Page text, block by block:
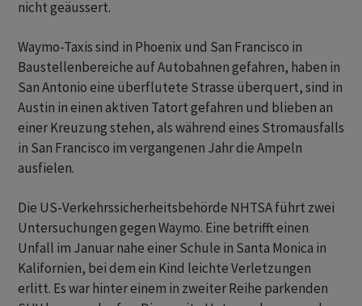
nicht geäussert.
Waymo-Taxis sind in Phoenix und San Francisco in
Baustellenbereiche auf Autobahnen gefahren, haben in
San Antonio eine überflutete Strasse überquert, sind in
Austin in einen aktiven Tatort gefahren und blieben an
einer Kreuzung stehen, als während eines Stromausfalls
in San Francisco im vergangenen Jahr die Ampeln
ausfielen.
Die US-Verkehrssicherheitsbehörde NHTSA führt zwei
Untersuchungen gegen Waymo. Eine betrifft einen
Unfall im Januar nahe einer Schule in Santa Monica in
Kalifornien, bei dem ein Kind leichte Verletzungen
erlitt. Es war hinter einem in zweiter Reihe parkenden